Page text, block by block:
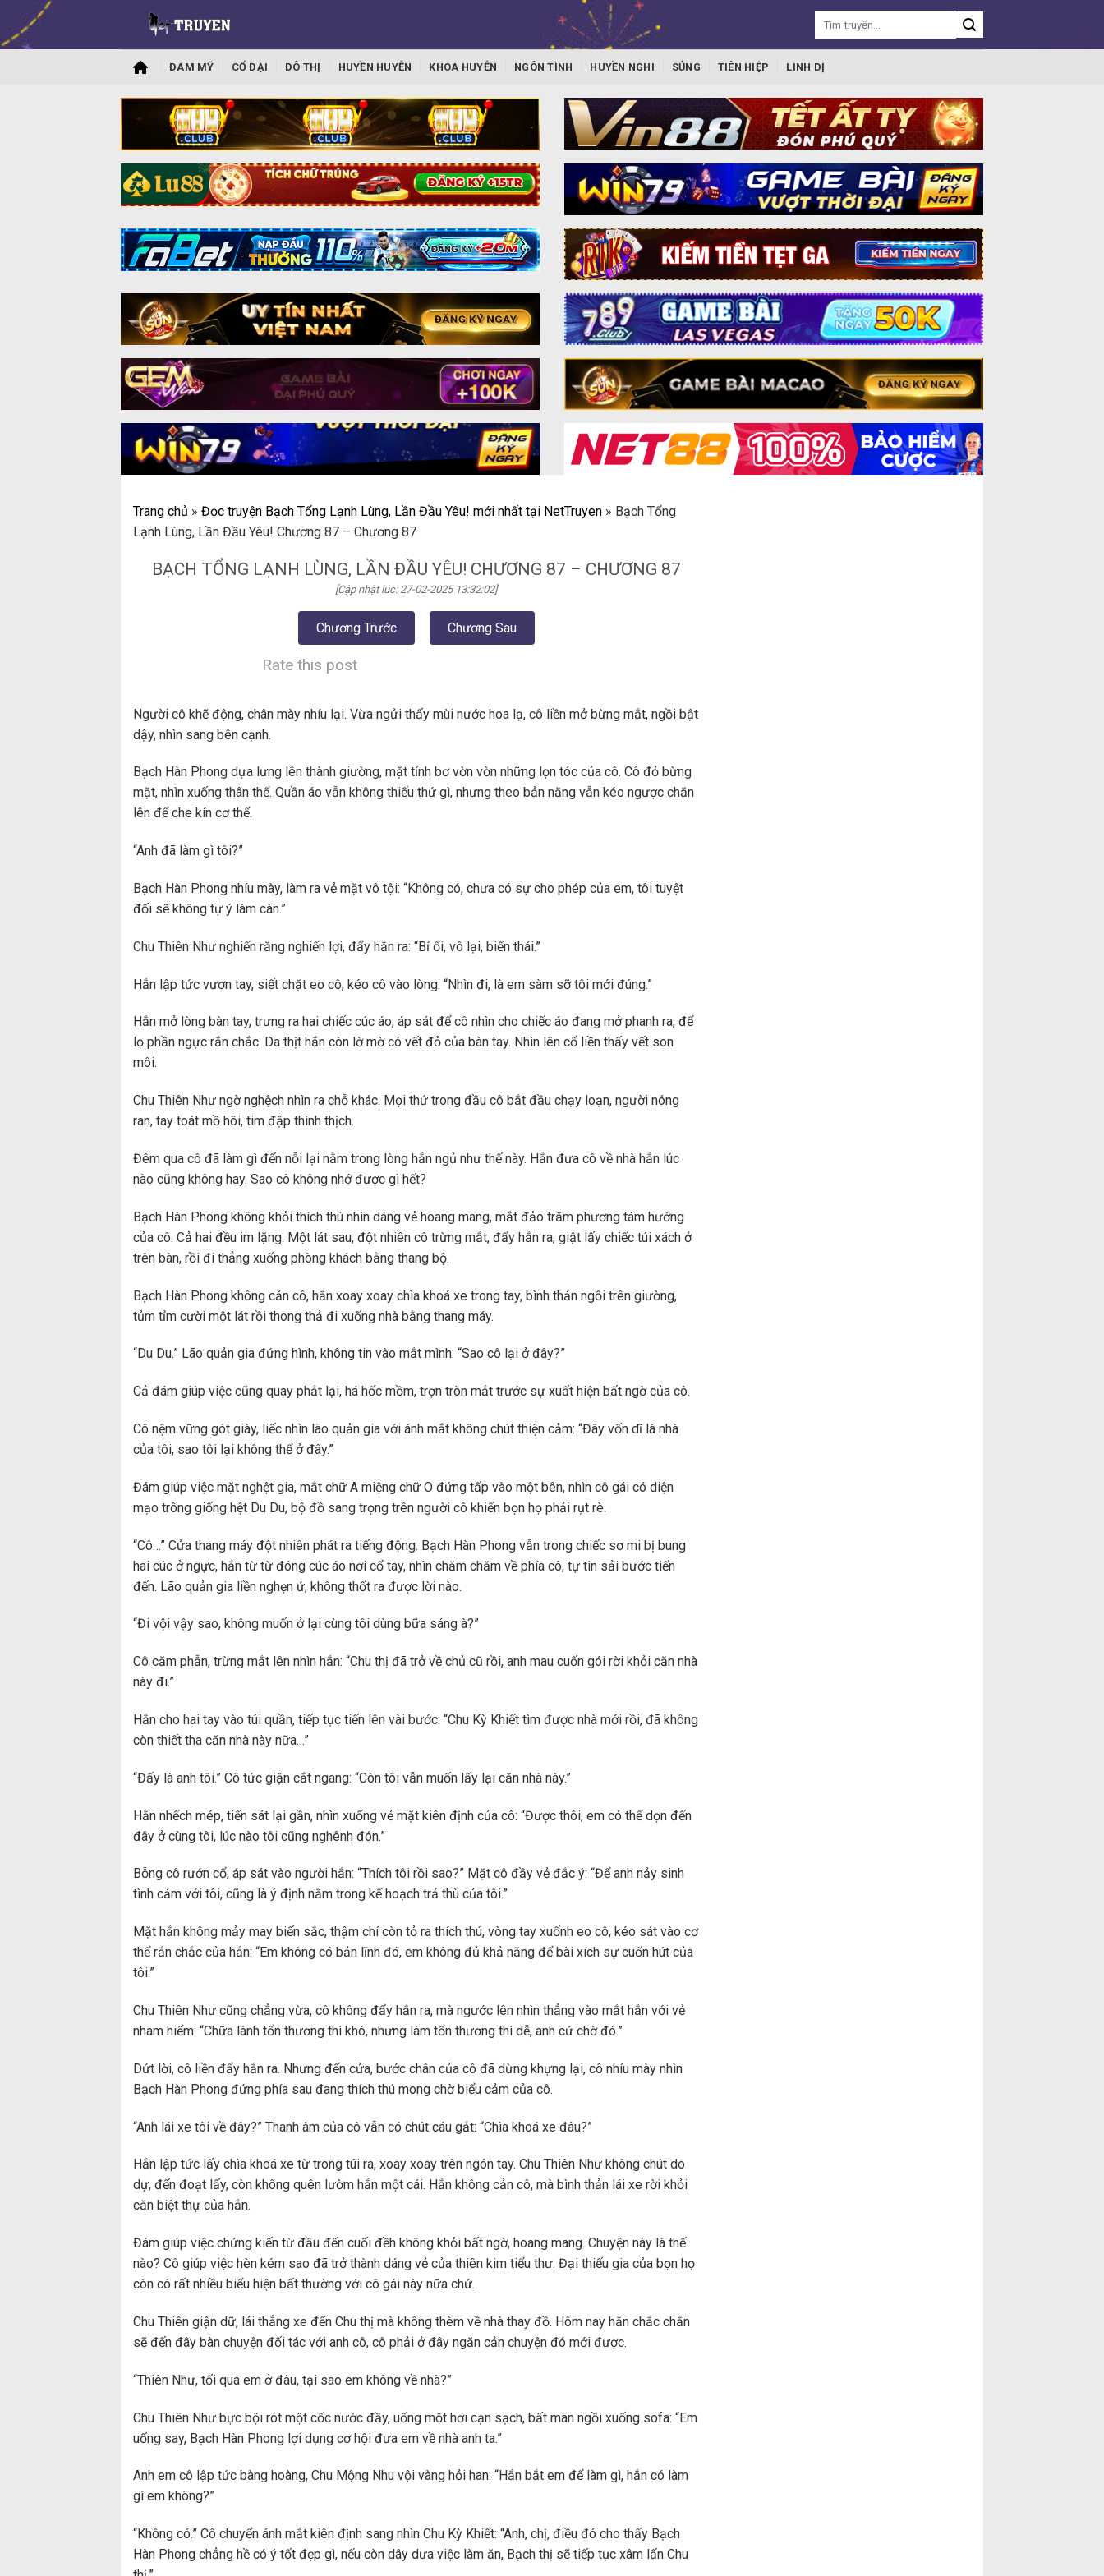
ĐAM MỸ CỔ ĐẠI ĐÔ THỊ HUYỀN HUYỄN KHOA HUYỄN NGÔN TÌNH HUYỀN NGHI SỦNG TIÊN HIỆP LINH DỊ
Trang chủ » Đọc truyện Bạch Tổng Lạnh Lùng, Lần Đầu Yêu! mới nhất tại NetTruyen » Bạch Tổng
Lạnh Lùng, Lần Đầu Yêu! Chương 87 – Chương 87
BẠCH TỔNG LẠNH LÙNG, LẦN ĐẦU YÊU! CHƯƠNG 87 – CHƯƠNG 87
[Cập nhật lúc: 27-02-2025 13:32:02]
Chương Trước Chương Sau
Rate this post
Người cô khẽ động, chân mày nhíu lại. Vừa ngửi thấy mùi nước hoa lạ, cô liền mở bừng mắt, ngồi bật
dậy, nhìn sang bên cạnh.
Bạch Hàn Phong dựa lưng lên thành giường, mặt tỉnh bơ vờn vờn những lọn tóc của cô. Cô đỏ bừng
mặt, nhìn xuống thân thể. Quần áo vẫn không thiếu thứ gì, nhưng theo bản năng vẫn kéo ngược chăn
lên để che kín cơ thể.
“Anh đã làm gì tôi?”
Bạch Hàn Phong nhíu mày, làm ra vẻ mặt vô tội: “Không có, chưa có sự cho phép của em, tôi tuyệt
đối sẽ không tự ý làm càn.”
Chu Thiên Như nghiến răng nghiến lợi, đẩy hắn ra: “Bỉ ổi, vô lại, biến thái.”
Hắn lập tức vươn tay, siết chặt eo cô, kéo cô vào lòng: “Nhìn đi, là em sàm sỡ tôi mới đúng.”
Hắn mở lòng bàn tay, trưng ra hai chiếc cúc áo, áp sát để cô nhìn cho chiếc áo đang mở phanh ra, để
lọ phần ngực rắn chắc. Da thịt hắn còn lờ mờ có vết đỏ của bàn tay. Nhìn lên cổ liền thấy vết son
môi.
Chu Thiên Như ngờ nghệch nhìn ra chỗ khác. Mọi thứ trong đầu cô bắt đầu chạy loạn, người nóng
ran, tay toát mồ hôi, tim đập thình thịch.
Đêm qua cô đã làm gì đến nỗi lại nằm trong lòng hắn ngủ như thế này. Hắn đưa cô về nhà hắn lúc
nào cũng không hay. Sao cô không nhớ được gì hết?
Bạch Hàn Phong không khỏi thích thú nhìn dáng vẻ hoang mang, mắt đảo trăm phương tám hướng
của cô. Cả hai đều im lặng. Một lát sau, đột nhiên cô trừng mắt, đẩy hắn ra, giật lấy chiếc túi xách ở
trên bàn, rồi đi thẳng xuống phòng khách bằng thang bộ.
Bạch Hàn Phong không cản cô, hắn xoay xoay chìa khoá xe trong tay, bình thản ngồi trên giường,
tủm tỉm cười một lát rồi thong thả đi xuống nhà bằng thang máy.
“Du Du.” Lão quản gia đứng hình, không tin vào mắt mình: “Sao cô lại ở đây?”
Cả đám giúp việc cũng quay phắt lại, há hốc mồm, trợn tròn mắt trước sự xuất hiện bất ngờ của cô.
Cô nệm vững gót giày, liếc nhìn lão quản gia với ánh mắt không chút thiện cảm: “Đây vốn dĩ là nhà
của tôi, sao tôi lại không thể ở đây.”
Đám giúp việc mặt nghệt gia, mắt chữ A miệng chữ O đứng tấp vào một bên, nhìn cô gái có diện
mạo trông giống hệt Du Du, bộ đồ sang trọng trên người cô khiến bọn họ phải rụt rè.
“Cô…” Cửa thang máy đột nhiên phát ra tiếng động. Bạch Hàn Phong vẫn trong chiếc sơ mi bị bung
hai cúc ở ngực, hắn từ từ đóng cúc áo nơi cổ tay, nhìn chăm chăm về phía cô, tự tin sải bước tiến
đến. Lão quản gia liền nghẹn ứ, không thốt ra được lời nào.
“Đi vội vậy sao, không muốn ở lại cùng tôi dùng bữa sáng à?”
Cô căm phẫn, trừng mắt lên nhìn hắn: “Chu thị đã trở về chủ cũ rồi, anh mau cuốn gói rời khỏi căn nhà
này đi.”
Hắn cho hai tay vào túi quần, tiếp tục tiến lên vài bước: “Chu Kỳ Khiết tìm được nhà mới rồi, đã không
còn thiết tha căn nhà này nữa…”
“Đấy là anh tôi.” Cô tức giận cắt ngang: “Còn tôi vẫn muốn lấy lại căn nhà này.”
Hắn nhếch mép, tiến sát lại gần, nhìn xuống vẻ mặt kiên định của cô: “Được thôi, em có thể dọn đến
đây ở cùng tôi, lúc nào tôi cũng nghênh đón.”
Bỗng cô rướn cổ, áp sát vào người hắn: “Thích tôi rồi sao?” Mặt cô đầy vẻ đắc ý: “Để anh nảy sinh
tình cảm với tôi, cũng là ý định nằm trong kế hoạch trả thù của tôi.”
Mặt hắn không mảy may biến sắc, thậm chí còn tỏ ra thích thú, vòng tay xuốnh eo cô, kéo sát vào cơ
thể rắn chắc của hắn: “Em không có bản lĩnh đó, em không đủ khả năng để bài xích sự cuốn hút của
tôi.”
Chu Thiên Như cũng chẳng vừa, cô không đẩy hắn ra, mà ngước lên nhìn thẳng vào mắt hắn với vẻ
nham hiểm: “Chữa lành tổn thương thì khó, nhưng làm tổn thương thì dễ, anh cứ chờ đó.”
Dứt lời, cô liền đẩy hắn ra. Nhưng đến cửa, bước chân của cô đã dừng khựng lại, cô nhíu mày nhìn
Bạch Hàn Phong đứng phía sau đang thích thú mong chờ biểu cảm của cô.
“Anh lái xe tôi về đây?” Thanh âm của cô vẫn có chút cáu gắt: “Chìa khoá xe đâu?”
Hắn lập tức lấy chìa khoá xe từ trong túi ra, xoay xoay trên ngón tay. Chu Thiên Như không chút do
dự, đến đoạt lấy, còn không quên lườm hắn một cái. Hắn không cản cô, mà bình thản lái xe rời khỏi
căn biệt thự của hắn.
Đám giúp việc chứng kiến từ đầu đến cuối đềh không khỏi bất ngờ, hoang mang. Chuyện này là thế
nào? Cô giúp việc hèn kém sao đã trở thành dáng vẻ của thiên kim tiểu thư. Đại thiếu gia của bọn họ
còn có rất nhiều biểu hiện bất thường với cô gái này nữa chứ.
Chu Thiên giận dữ, lái thẳng xe đến Chu thị mà không thèm về nhà thay đồ. Hôm nay hắn chắc chắn
sẽ đến đây bàn chuyện đối tác với anh cô, cô phải ở đây ngăn cản chuyện đó mới được.
“Thiên Như, tối qua em ở đâu, tại sao em không về nhà?”
Chu Thiên Như bực bội rót một cốc nước đầy, uống một hơi cạn sạch, bất mãn ngồi xuống sofa: “Em
uống say, Bạch Hàn Phong lợi dụng cơ hội đưa em về nhà anh ta.”
Anh em cô lập tức bàng hoàng, Chu Mộng Nhu vội vàng hỏi han: “Hắn bắt em để làm gì, hắn có làm
gì em không?”
“Không có.” Cô chuyển ánh mắt kiên định sang nhìn Chu Kỳ Khiết: “Anh, chị, điều đó cho thấy Bạch
Hàn Phong chẳng hề có ý tốt đẹp gì, nếu còn dây dưa việc làm ăn, Bạch thị sẽ tiếp tục xâm lấn Chu